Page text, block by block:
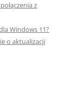
z
Windows 11?
o aktualizacji